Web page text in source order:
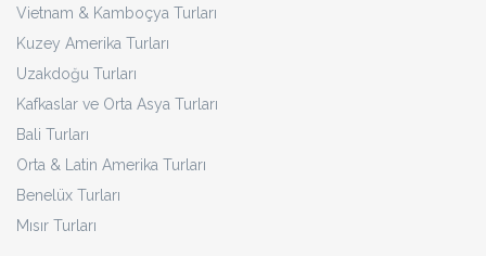
Vietnam & Kamboçya Turları
Kuzey Amerika Turları
Uzakdoğu Turları
Kafkaslar ve Orta Asya Turları
Bali Turları
Orta & Latin Amerika Turları
Benelüx Turları
Mısır Turları